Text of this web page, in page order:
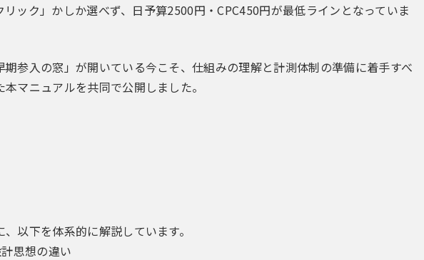
ック」かしか選べず、日予算2500円・CPC450円が最低ラインとなっていま
参入の窓」が開いている今こそ、仕組みの理解と計測体制の準備に着手すべ
マニュアルを共同で公開しました。
以下を体系的に解説しています。
思想の違い